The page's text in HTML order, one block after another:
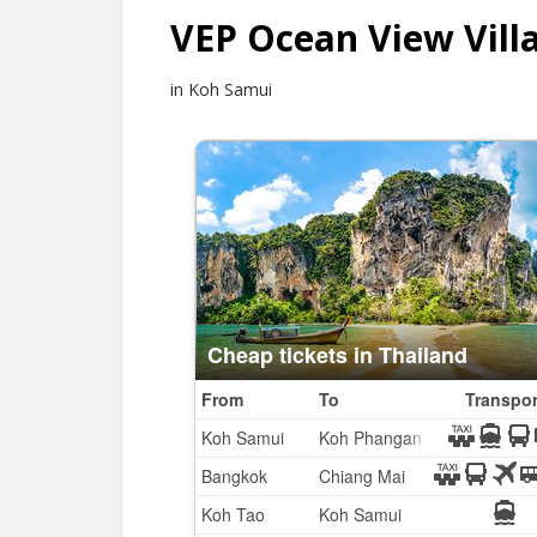
VEP Ocean View
in Koh Samui